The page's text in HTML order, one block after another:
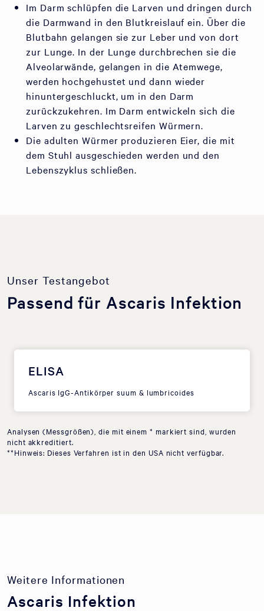
Im Darm schlüpfen die Larven und dringen durch
die Darmwand in den Blutkreislauf ein. Über die
Blutbahn gelangen sie zur Leber und von dort
zur Lunge. In der Lunge durchbrechen sie die
Alveolarwände, gelangen in die Atemwege,
werden hochgehustet und dann wieder
hinuntergeschluckt, um in den Darm
zurückzukehren. Im Darm entwickeln sich die
Larven zu geschlechtsreifen Würmern.
Die adulten Würmer produzieren Eier, die mit
dem Stuhl ausgeschieden werden und den
Lebenszyklus schließen.
Unser Testangebot
Passend für Ascaris Infektion
ELISA
Ascaris IgG-Antikörper suum & lumbricoides
Analysen (Messgrößen), die mit einem * markiert sind, wurden
nicht akkreditiert.
**Hinweis: Dieses Verfahren ist in den USA nicht verfügbar.
Weitere Informationen
Ascaris Infektion